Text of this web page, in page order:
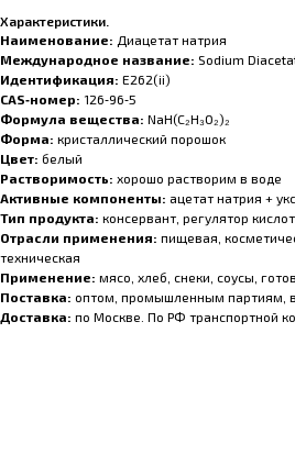
Характеристики.
Наименование: Диацетат натрия
Международное название: Sodium
Идентификация: E262(ii)
CAS‑номер: 126‑96‑5
Формула вещества: NaH(C₂H₃O₂)₂
Форма: кристаллический порошок
Цвет: белый
Растворимость: хорошо растворим в воде
Активные компоненты: ацетат натрия +
Тип продукта: консервант, регулятор
Отрасли применения: пищевая,
техническая
Применение: мясо, хлеб, снеки, соусы,
Поставка: оптом, промышленным партиям,
Доставка: по Москве. По РФ транспортной